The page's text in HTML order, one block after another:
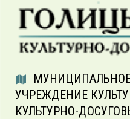
УЧРЕЖДЕНИЕ
КУЛЬТУРНО-